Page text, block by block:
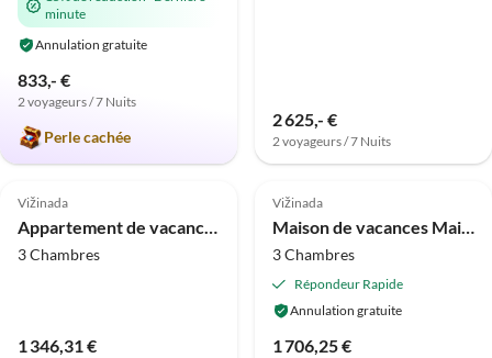
minute
Annulation gratuite
833,- €
2 voyageurs / 7 Nuits
Perle cachée
2 625,- €
2 voyageurs / 7 Nuits
Vižinada
Appartement de vacances Silvia II
3 Chambres
1 346,31 €
Vižinada
Maison de vacances Maison Maura
3 Chambres
Répondeur Rapide
Annulation gratuite
1 706,25 €